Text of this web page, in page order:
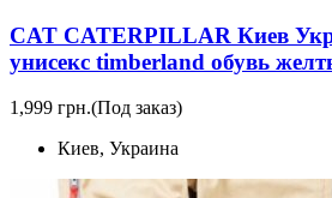
CAT CATERPILLAR Киев
унисекс timberland обувь
1,999 грн.(Под заказ)
Киев, Украина